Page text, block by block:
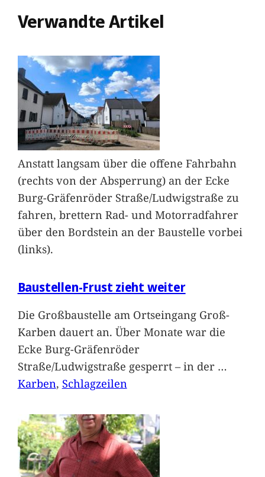
Verwandte Artikel
Anstatt langsam über die offene Fahrbahn
(rechts von der Absperrung) an der Ecke
Burg-Gräfenröder Straße/Ludwigstraße zu
fahren, brettern Rad- und Motorradfahrer
über den Bordstein an der Baustelle vorbei
(links).
Baustellen-Frust zieht weiter
Die Großbaustelle am Ortseingang Groß-
Karben dauert an. Über Monate war die
Ecke Burg-Gräfenröder
Straße/Ludwigstraße gesperrt – in der …
Karben, Schlagzeilen